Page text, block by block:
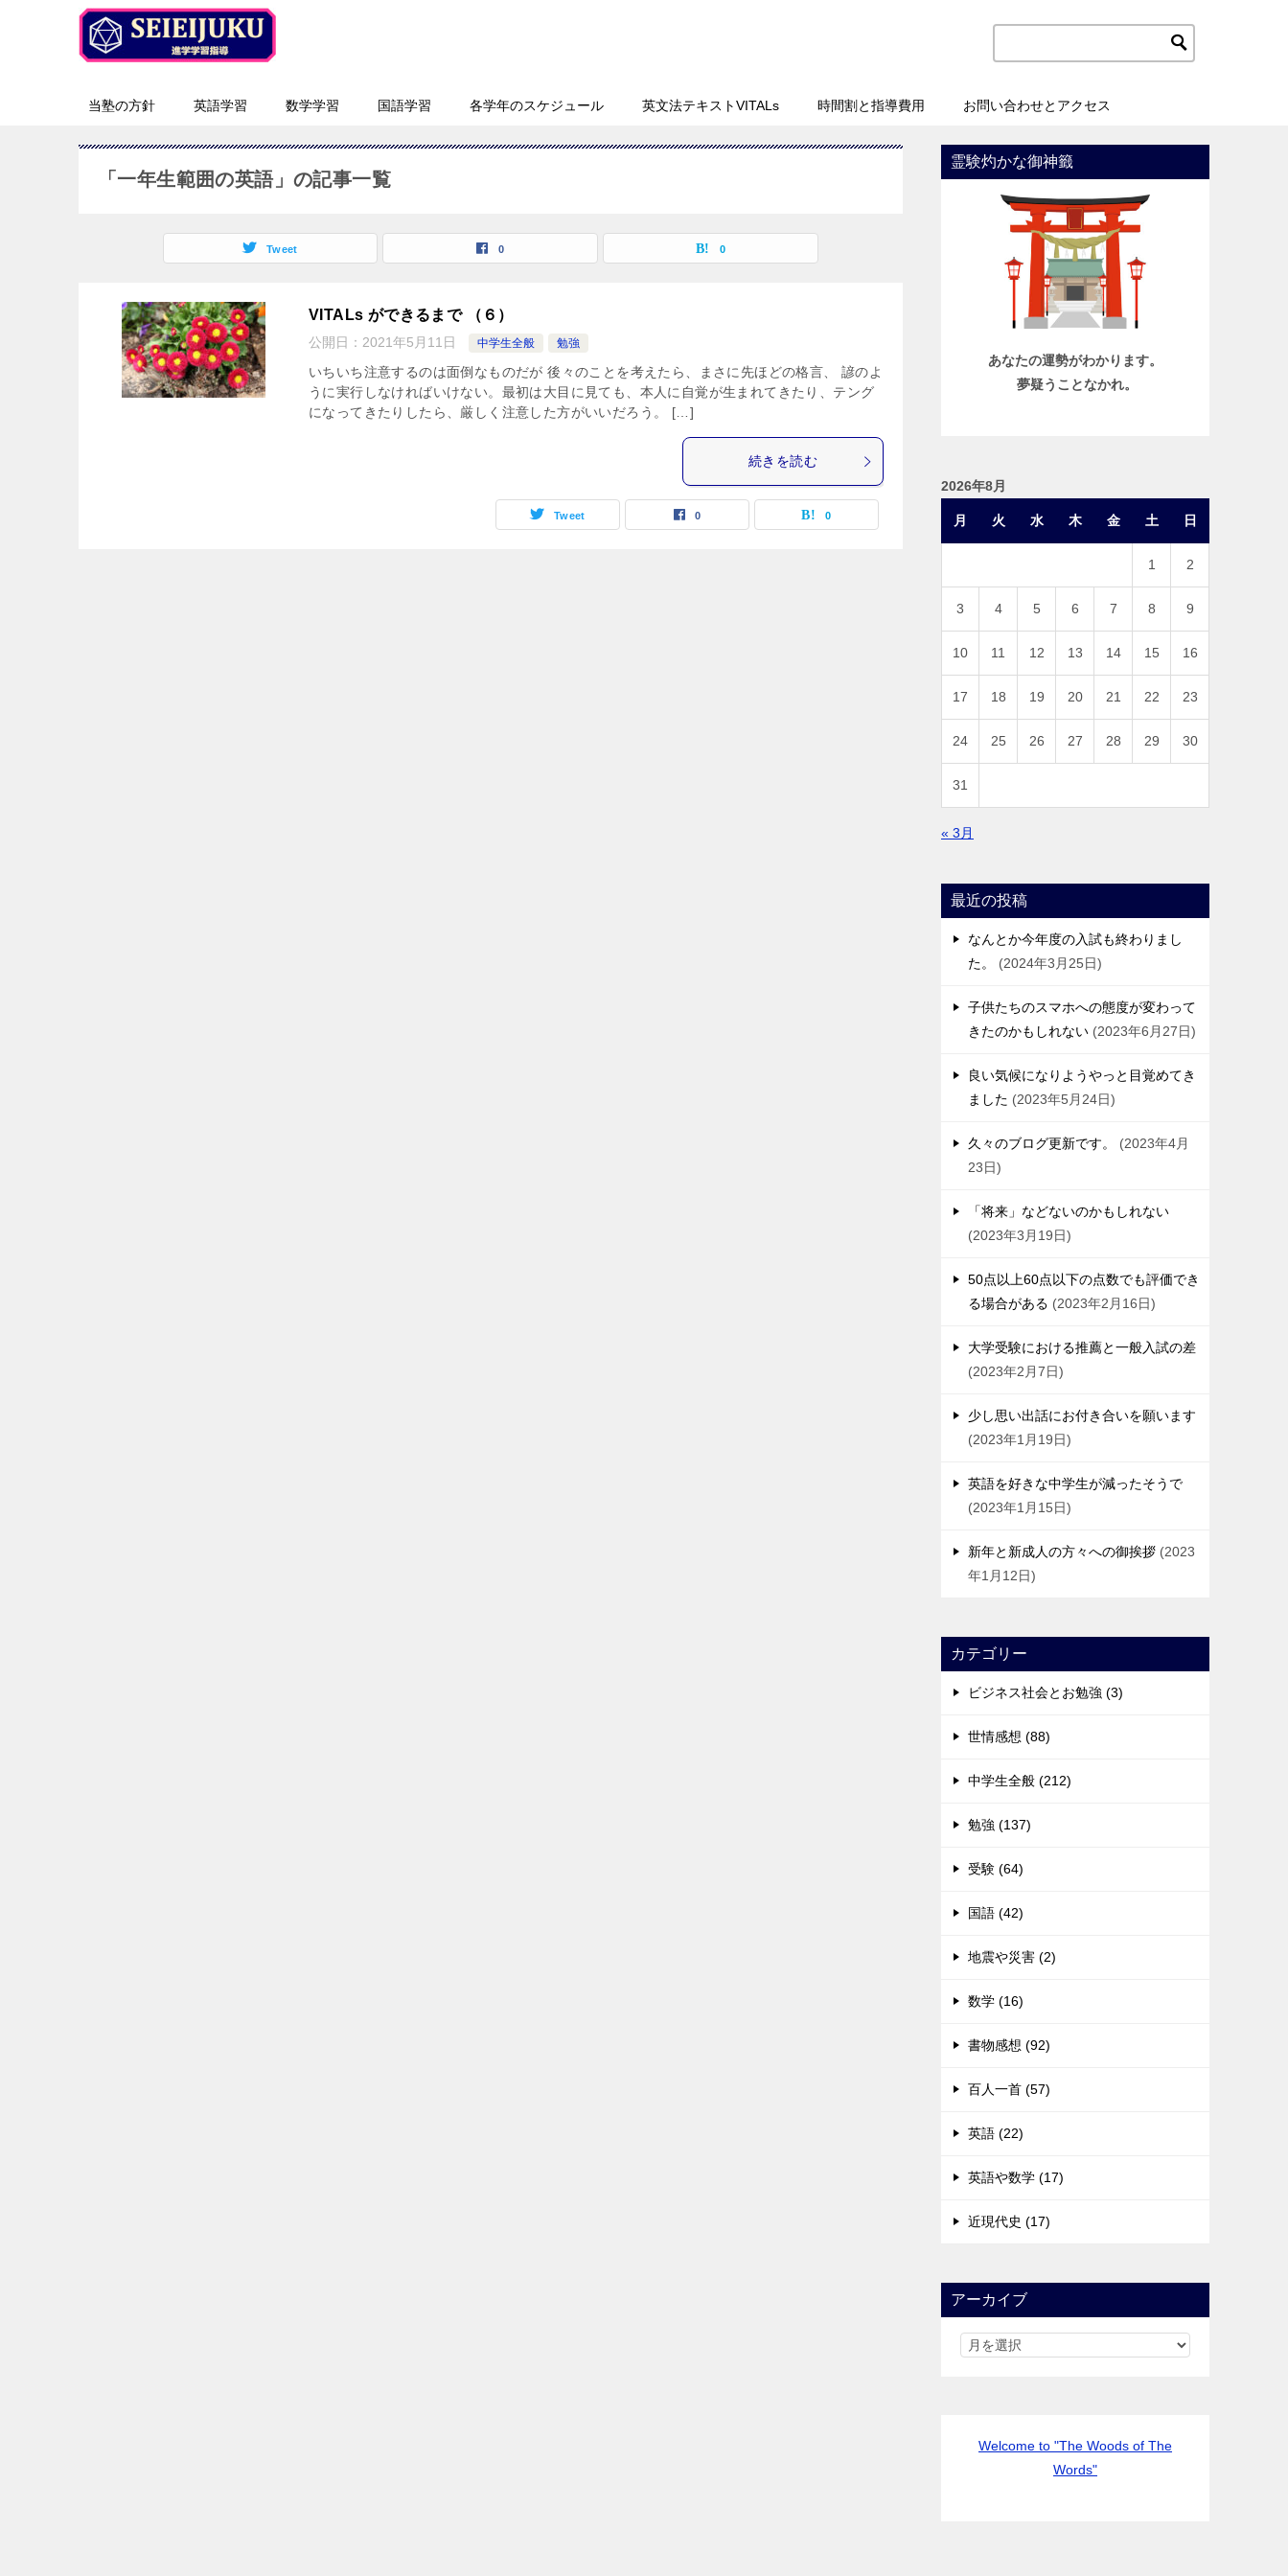
当塾の方針 英語学習 数学学習 国語学習 各学年のスケジュール 英文法テキストVITALs 時間割と指導費用 お問い合わせとアクセス
「一年生範囲の英語」の記事一覧
Tweet 0 0
VITALs ができるまで （６）
公開日： 2021年5月11日 中学生全般 勉強
いちいち注意するのは面倒なものだが 後々のことを考えたら、まさに先ほどの格言、 諺のよ
うに実行しなければいけない。最初は大目に見ても、本人に自覚が生まれてきたり、テング
になってきたりしたら、厳しく注意した方がいいだろう。 […]
続きを読む
Tweet 0 0
霊験灼かな御神籤
あなたの運勢がわかります。
夢疑うことなかれ。
2026年8月
月 火 水 木 金 土 日
1 2
3 4 5 6 7 8 9
10 11 12 13 14 15 16
17 18 19 20 21 22 23
24 25 26 27 28 29 30
31
« 3月
最近の投稿
なんとか今年度の入試も終わりまし
た。
2024年3月25日
子供たちのスマホへの態度が変わって
きたのかもしれない 2023年6月27日
良い気候になりようやっと目覚めてき
ました
2023年5月24日
久々のブログ更新です。
2023年4月
23日
「将来」などないのかもしれない
2023年3月19日
50点以上60点以下の点数でも評価でき
る場合がある
2023年2月16日
大学受験における推薦と一般入試の差
2023年2月7日
少し思い出話にお付き合いを願います
2023年1月19日
英語を好きな中学生が減ったそうで
2023年1月15日
新年と新成人の方々への御挨拶 2023
年1月12日
カテゴリー
ビジネス社会とお勉強 (3)
世情感想 (88)
中学生全般 (212)
勉強 (137)
受験 (64)
国語 (42)
地震や災害 (2)
数学 (16)
書物感想 (92)
百人一首 (57)
英語 (22)
英語や数学 (17)
近現代史 (17)
アーカイブ
Welcome to "The Woods of The
Words"